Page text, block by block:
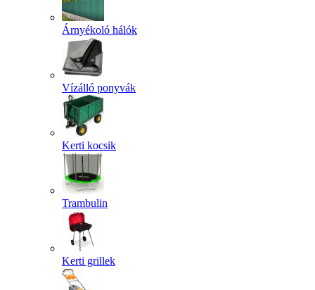
Árnyékoló hálók
Vízálló ponyvák
Kerti kocsik
Trambulin
Kerti grillek